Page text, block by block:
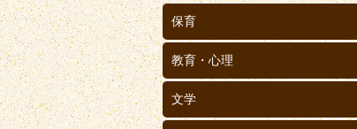
保育
教育・心理
文学